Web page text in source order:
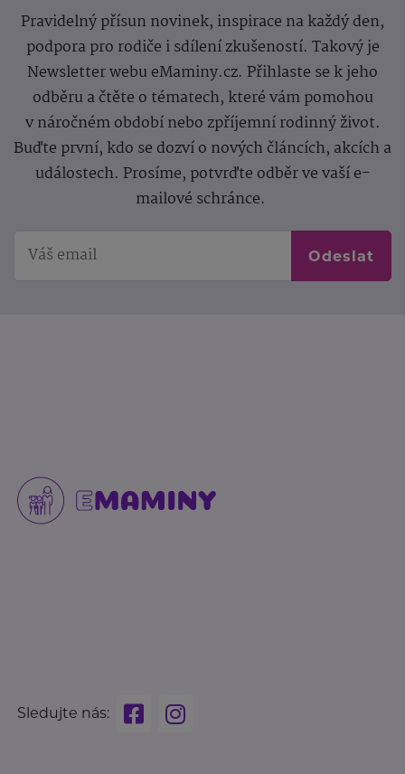
Pravidelný přísun novinek, inspirace na každý den,
podpora pro rodiče i sdílení zkušeností. Takový je
Newsletter webu eMaminy.cz. Přihlaste se k jeho
odběru a čtěte o tématech, které vám pomohou
v náročném období nebo zpříjemní rodinný život.
Buďte první, kdo se dozví o nových článcích, akcích a
událostech. Prosíme, potvrďte odběr ve vaší e-
mailové schránce.
Odeslat
Sledujte nás: